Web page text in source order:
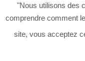
"Nous utilisons des
comprendre comment
site, vous acceptez